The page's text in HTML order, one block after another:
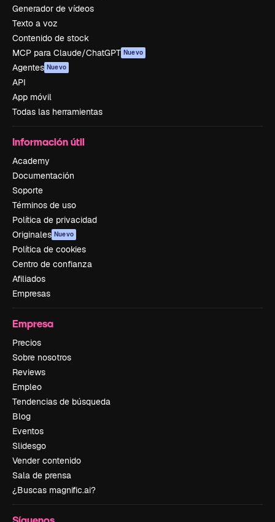
Generador de vídeos
Texto a voz
Contenido de stock
MCP para Claude/ChatGPT Nuevo
Agentes Nuevo
API
App móvil
Todas las herramientas
Información útil
Academy
Documentación
Soporte
Términos de uso
Política de privacidad
Originales Nuevo
Política de cookies
Centro de confianza
Afiliados
Empresas
Empresa
Precios
Sobre nosotros
Reviews
Empleo
Tendencias de búsqueda
Blog
Eventos
Slidesgo
Vender contenido
Sala de prensa
¿Buscas magnific.ai?